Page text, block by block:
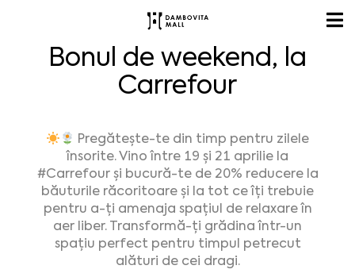
Bonul de weekend, la
Carrefour
Pregătește-te din timp pentru zilele
însorite. Vino între 19 și 21 aprilie la
#Carrefour și bucură-te de 20% reducere la
băuturile răcoritoare și la tot ce îți trebuie
pentru a-ți amenaja spațiul de relaxare în
aer liber. Transformă-ți grădina într-un
spațiu perfect pentru timpul petrecut
alături de cei dragi.